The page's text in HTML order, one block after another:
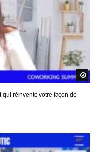
qui réinvente votre façon de